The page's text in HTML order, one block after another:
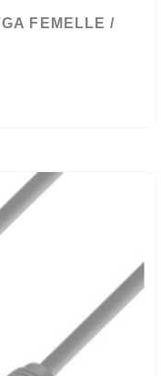
FEMELLE /